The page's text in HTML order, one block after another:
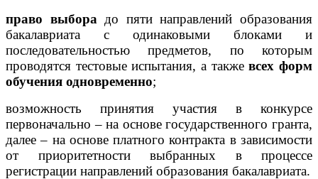
право выбора до пяти направлений образования
бакалавриата с одинаковыми блоками и
последовательностью предметов, по которым
проводятся тестовые испытания, а такжевсех форм
обучения одновременно;
возможность принятия участия в конкурсе
первоначально – на основе государственного гранта,
далее – на основе платного контракта в зависимости
от приоритетности выбранных в процессе
регистрации направлений образования бакалавриата.